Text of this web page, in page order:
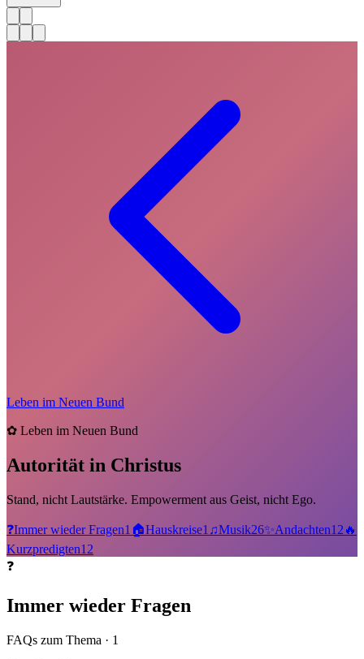
Leben im Neuen Bund
✿ Leben im Neuen Bund
Autorität in Christus
Stand, nicht Lautstärke. Empowerment aus Geist, nicht Ego.
❓Immer wieder Fragen1 🏠Hauskreise1 ♫Musik26✨Andachten12 🔥
Kurzpredigten12
❓
Immer wieder Fragen
FAQs zum Thema · 1